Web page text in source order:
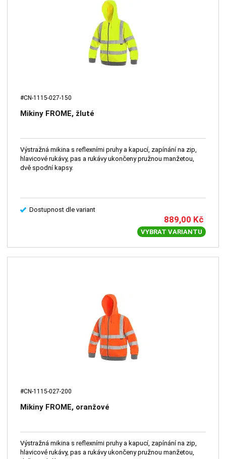
#CN-1115-027-150
Mikiny FROME, žluté
Výstražná mikina s reflexními pruhy a kapucí, zapínání na zip,
hlavicové rukávy, pas a rukávy ukončeny pružnou manžetou,
dvě spodní kapsy.
Dostupnost dle variant
889,00 Kč
VYBRAT VARIANTU
#CN-1115-027-200
Mikiny FROME, oranžové
Výstražná mikina s reflexními pruhy a kapucí, zapínání na zip,
hlavicové rukávy, pas a rukávy ukončeny pružnou manžetou,